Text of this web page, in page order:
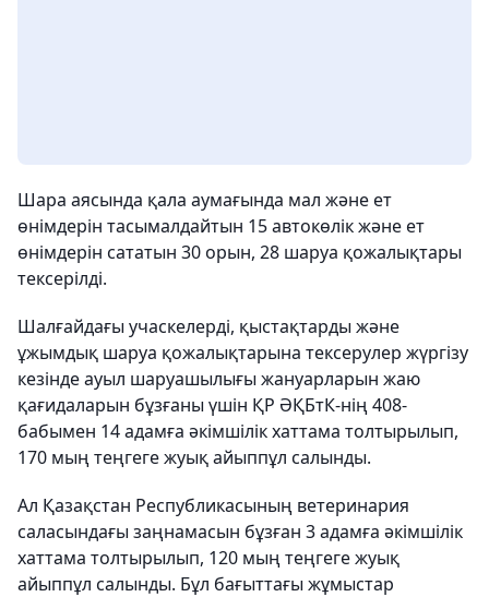
Шара аясында қала аумағында мал және ет
өнімдерін тасымалдайтын 15 автокөлік және ет
өнімдерін сататын 30 орын, 28 шаруа қожалықтары
тексерілді.
Шалғайдағы учаскелерді, қыстақтарды және
ұжымдық шаруа қожалықтарына тексерулер жүргізу
кезінде ауыл шаруашылығы жануарларын жаю
қағидаларын бұзғаны үшін ҚР ӘҚБтК-нің 408-
бабымен 14 адамға әкімшілік хаттама толтырылып,
170 мың теңгеге жуық айыппұл салынды.
Ал Қазақстан Республикасының ветеринария
саласындағы заңнамасын бұзған 3 адамға әкімшілік
хаттама толтырылып, 120 мың теңгеге жуық
айыппұл салынды. Бұл бағыттағы жұмыстар